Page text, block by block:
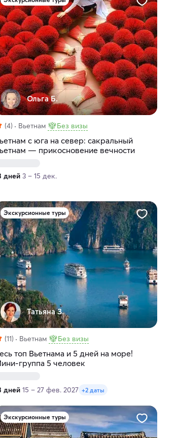
Ольга Б.
(4) Вьетнам Без визы
с юга на север: сакральный
— прикосновение вечности
дней 3 – 15 дек.
Экскурсионные туры
Татьяна З.
(11) Вьетнам Без визы
топ Вьетнама и 5 дней на море!
группа 5 человек
дней 15 – 27 фев. 2027 +2 даты
Экскурсионные туры